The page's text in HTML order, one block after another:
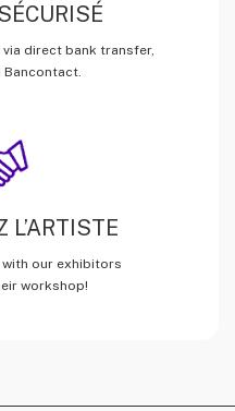
direct bank transfer,
Bancontact.
L’ARTISTE
our exhibitors
workshop!